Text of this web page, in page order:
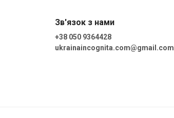
Зв'язок з нами
+38 050 9364428
ukrainaincognita.com@gmail.com